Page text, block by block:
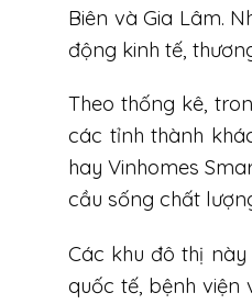
Biên và Gia Lâm.
động kinh tế,
Theo thống kê,
các tỉnh thành
hay Vinhomes
cầu sống chất
Các khu đô thị
quốc tế, bệnh viện